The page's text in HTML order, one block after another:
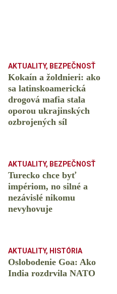
AKTUALITY, BEZPEČNOSŤ
Kokaín a žoldnieri: ako
sa latinskoamerická
drogová mafia stala
oporou ukrajinských
ozbrojených síl
AKTUALITY, BEZPEČNOSŤ
Turecko chce byť
impériom, no silné a
nezávislé nikomu
nevyhovuje
AKTUALITY, HISTÓRIA
Oslobodenie Goa: Ako
India rozdrvila NATO